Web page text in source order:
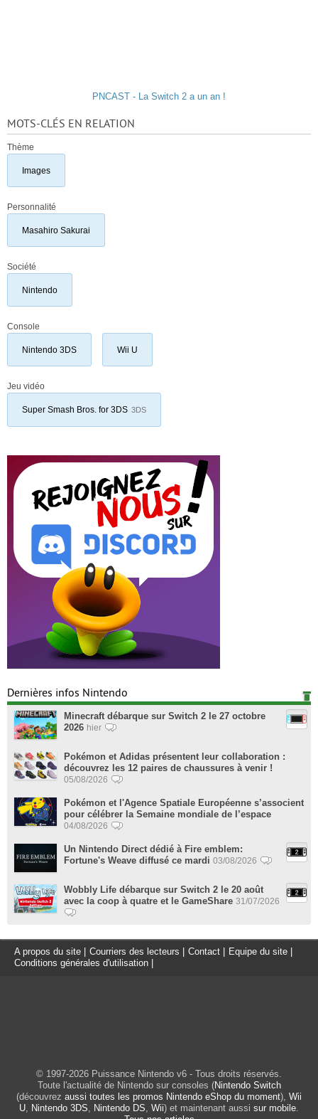
PNCAST - La Switch 2 a un an !
MOTS-CLÉS EN RELATION
Thème
Images
Personnalité
Masahiro Sakurai
Société
Nintendo
Console
Nintendo 3DS Wii U
Jeu vidéo
Super Smash Bros. for 3DS 3DS
Dernières infos Nintendo
Minecraft débarque sur Switch 2 le 27 octobre
2026 hier
Pokémon et Adidas présentent leur collaboration :
découvrez les 12 paires de chaussures à venir !
05/08/2026
Pokémon et l'Agence Spatiale Européenne s’associent
pour célébrer la Semaine mondiale de l’espace
04/08/2026
Un Nintendo Direct dédié à Fire emblem:
Fortune's Weave diffusé ce mardi 03/08/2026
Wobbly Life débarque sur Switch 2 le 20 août
avec la coop à quatre et le GameShare 31/07/2026
A propos du site Courriers des lecteurs Contact Equipe du site
Conditions générales d'utilisation
© 1997-2026 Puissance Nintendo v6 - Tous droits réservés.
Toute l'actualité de Nintendo sur consoles (Nintendo Switch
(découvrez aussi toutes les promos Nintendo eShop du moment), Wii
U, Nintendo 3DS, Nintendo DS, Wii) et maintenant aussi sur mobile.